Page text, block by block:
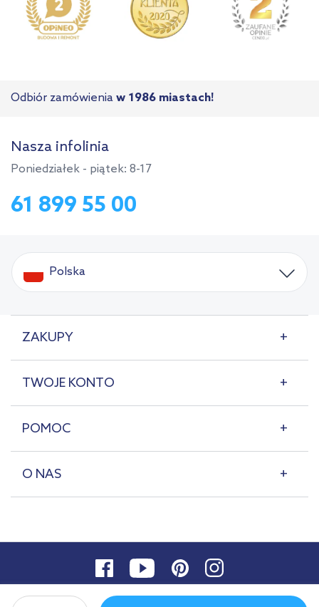
Odbiór zamówienia w 1986 miastach!
Nasza infolinia
Poniedziałek - piątek: 8-17
61 899 55 00
Polska
ZAKUPY
TWOJE KONTO
POMOC
O NAS